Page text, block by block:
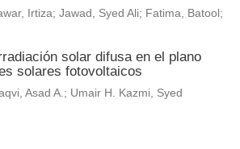
Irtiza; Jawad, Syed Ali; Fatima, Batool;
solar difusa en el plano
solares fotovoltaicos
Asad A.; Umair H. Kazmi, Syed